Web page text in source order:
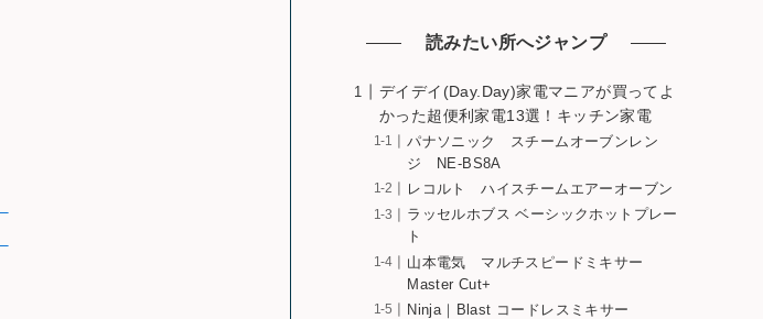
読みたい所へジャンプ
デイデイ(Day.Day)家電マニアが買ってよ
かった超便利家電13選！キッチン家電
パナソニック スチームオーブンレン
ジ NE-BS8A
レコルト ハイスチームエアーオーブン
ラッセルホブス ベーシックホットプレー
ト
山本電気 マルチスピードミキサー
Master Cut+
Ninja｜Blast コードレスミキサー